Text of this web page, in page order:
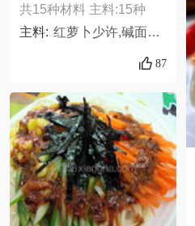
共15种材料 主料:15种
主料: 红萝卜少许,碱面条适量,黄瓜少许,绿豆芽少许,红油辣子少许,蒜少许,醋适量,姜少许,花椒粉适量,芝麻油适量,生抽适量,白糖适量,花椒油适量,鸡精适量,盐适量
87